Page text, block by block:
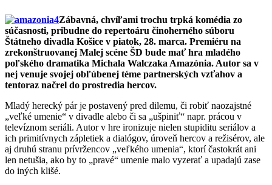
Zábavná, chvíľami trochu trpká komédia zo
súčasnosti, pribudne do repertoáru činoherného súboru
Štátneho divadla Košice v piatok, 28. marca. Premiéru na
zrekonštruovanej Malej scéne ŠD bude mať hra mladého
poľského dramatika Michala Walczaka Amazónia. Autor sa v
nej venuje svojej obľúbenej téme partnerských vzťahov a
tentoraz načrel do prostredia hercov.
Mladý herecký pár je postavený pred dilemu, či robiť naozajstné
„veľké umenie“ v divadle alebo či sa „ušpiniť“ napr. prácou v
televíznom seriáli. Autor v hre ironizuje nielen stupiditu seriálov a
ich primitívnych zápletiek a dialógov, úroveň hercov a režisérov, ale
aj druhú stranu prívržencov „veľkého umenia“, ktorí častokrát ani
len netušia, ako by to „pravé“ umenie malo vyzerať a upadajú zase
do iných klišé.